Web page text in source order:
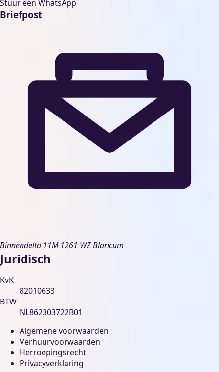
Stuur een WhatsApp
Briefpost
Binnendelta 11M 1261 WZ Blaricum
Juridisch
KvK
82010633
BTW
NL862303722B01
Algemene voorwaarden
Verhuurvoorwaarden
Herroepingsrecht
Privacyverklaring